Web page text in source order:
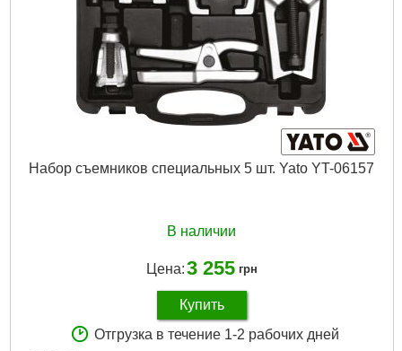
Подробнее...
Набор съемников специальных 5 шт. Yato YT-06157
В наличии
Цена:3 255 грн
Купить
Отгрузка в течение 1-2 рабочих дней